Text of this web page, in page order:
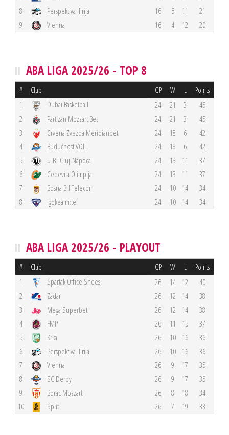
8
Perspektiva Ilirija 16 5 11
21
9
Vienna 16 4 12 20
ABA LIGA 2025/26 - TOP 8
# Club GP W L Points
1 Dubai Basketball 24 21 3
45
2
Partizan Mozzart Bet 24 21 3
45
3
Crvena Zvezda Meridianbet 24 18 6
42
4
Budućnost VOLI 24 18 6
42
5
U-BT Cluj-Napoca 24 13 11
37
6
Cedevita Olimpija 24 13 11
37
7
Bosna BH Telecom 24 10 14
34
8
Igokea m:tel 24 10 14 34
ABA LIGA 2025/26 - PLAYOUT
# Club GP W L Points
1 Spartak Office Shoes 26 14 12
40
2
Zadar 26 12 14
38
3
Mega Superbet 26 12 14
38
4
FMP 26 11 15
37
5
Krka 26 10 16
36
6
Perspektiva Ilirija 26 10 16
36
7
Vienna 26 9 17
35
8
SC Derby 26 9 17
35
9
Borac Mozzart 26 8 18
34
10
Split 26 7 19 33